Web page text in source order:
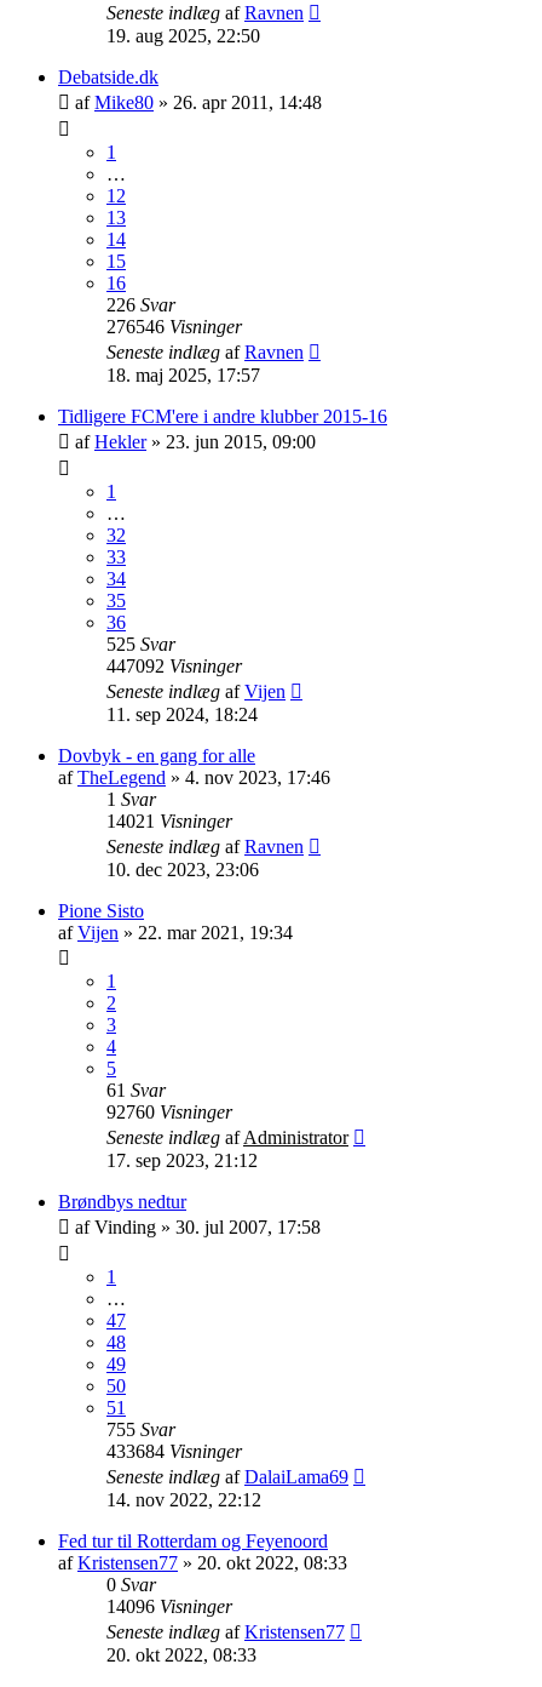
Seneste indlæg afRavnen
19. aug 2025, 22:50
Debatside.dk
afMike80 » 26. apr 2011, 14:48
1
…
12
13
14
15
16
226 Svar
276546 Visninger
Seneste indlæg afRavnen
18. maj 2025, 17:57
Tidligere FCM'ere i andre klubber 2015-16
afHekler» 23. jun 2015, 09:00
1
…
32
33
34
35
36
525 Svar
447092 Visninger
Seneste indlæg afVijen
11. sep 2024, 18:24
Dovbyk - en gang for alle
afTheLegend » 4. nov 2023, 17:46
1 Svar
14021 Visninger
Seneste indlæg afRavnen
10. dec 2023, 23:06
Pione Sisto
afVijen » 22. mar 2021, 19:34
1
2
3
4
5
61 Svar
92760 Visninger
Seneste indlæg afAdministrator
17. sep 2023, 21:12
Brøndbys nedtur
afVinding » 30. jul 2007, 17:58
1
…
47
48
49
50
51
755 Svar
433684 Visninger
Seneste indlæg afDalaiLama69
14. nov 2022, 22:12
Fed tur til Rotterdam og Feyenoord
afKristensen77 » 20. okt 2022, 08:33
0 Svar
14096 Visninger
Seneste indlæg afKristensen77
20. okt 2022, 08:33